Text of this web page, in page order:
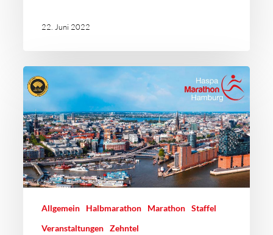
22. Juni 2022
Allgemein Halbmarathon Marathon
Staffel
Veranstaltungen
Zehntel